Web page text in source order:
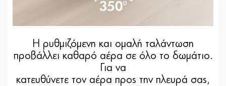
Η ρυθμιζόμενη και ομαλή ταλάντωση
προβάλλει καθαρό αέρα σε όλο το δωμάτιο.
Για να
κατευθύνετε τον αέρα προς την πλευρά σας,